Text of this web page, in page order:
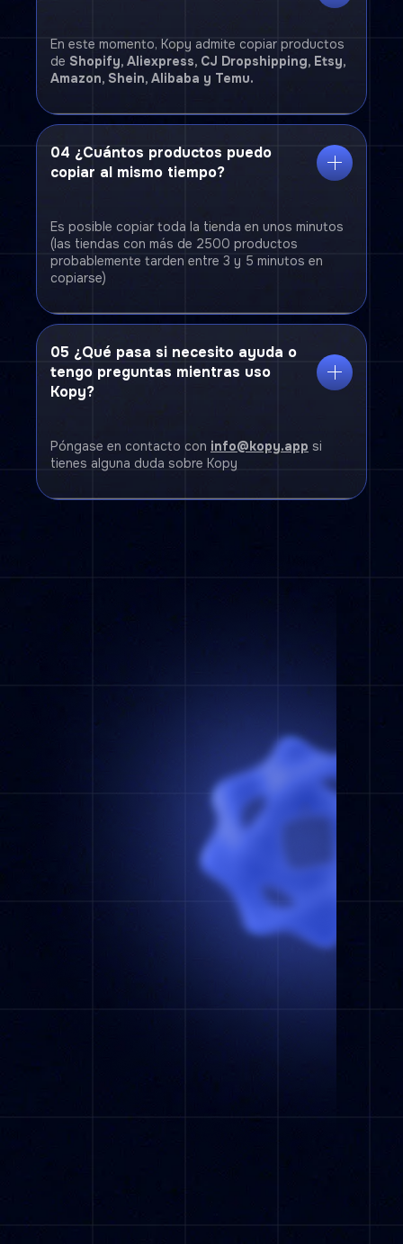
En este momento, Kopy admite copiar productos
de Shopify, Aliexpress, CJ Dropshipping, Etsy,
Amazon, Shein, Alibaba y Temu.
04 ¿Cuántos productos puedo
copiar al mismo tiempo?
Es posible copiar toda la tienda en unos minutos
(las tiendas con más de 2500 productos
probablemente tarden entre 3 y 5 minutos en
copiarse)
05 ¿Qué pasa si necesito ayuda o
tengo preguntas mientras uso
Kopy?
Póngase en contacto con info@kopy.app si
tienes alguna duda sobre Kopy
Prueba Kopy durante 3 Días GRATIS
Funciones de Kopy AI disponibles durante la
Integra Kopy con tu tienda de Shopify en